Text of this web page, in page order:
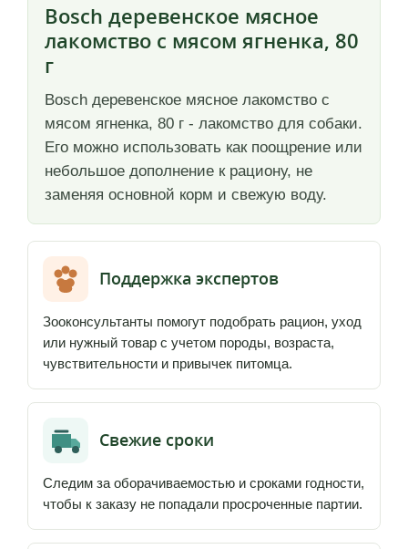
Bosch деревенское мясное
лакомство с мясом ягненка, 80
г
Bosch деревенское мясное лакомство с
мясом ягненка, 80 г - лакомство для собаки.
Его можно использовать как поощрение или
небольшое дополнение к рациону, не
заменяя основной корм и свежую воду.
Поддержка экспертов
Зооконсультанты помогут подобрать рацион, уход
или нужный товар с учетом породы, возраста,
чувствительности и привычек питомца.
Свежие сроки
Следим за оборачиваемостью и сроками годности,
чтобы к заказу не попадали просроченные партии.